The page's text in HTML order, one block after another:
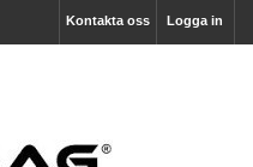
Logga in
Kontakta oss